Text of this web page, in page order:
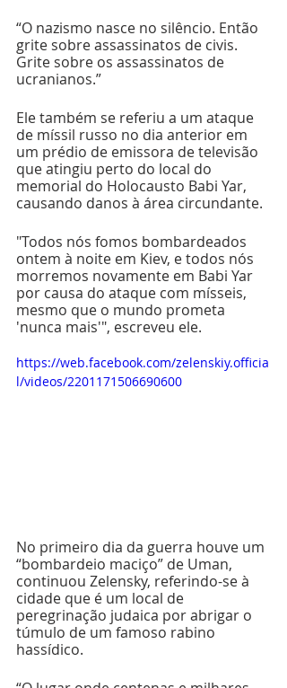
“O nazismo nasce no silêncio. Então
grite sobre assassinatos de civis.
Grite sobre os assassinatos de
ucranianos.”
Ele também se referiu a um ataque
de míssil russo no dia anterior em
um prédio de emissora de televisão
que atingiu perto do local do
memorial do Holocausto Babi Yar,
causando danos à área circundante.
"Todos nós fomos bombardeados
ontem à noite em Kiev, e todos nós
morremos novamente em Babi Yar
por causa do ataque com mísseis,
mesmo que o mundo prometa
'nunca mais'", escreveu ele.
https://web.facebook.com/zelenskiy.officia
l/videos/2201171506690600
No primeiro dia da guerra houve um
“bombardeio maciço” de Uman,
continuou Zelensky, referindo-se à
cidade que é um local de
peregrinação judaica por abrigar o
túmulo de um famoso rabino
hassídico.